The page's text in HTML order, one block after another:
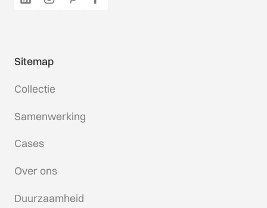
Sitemap
Collectie
Samenwerking
Cases
Over ons
Duurzaamheid